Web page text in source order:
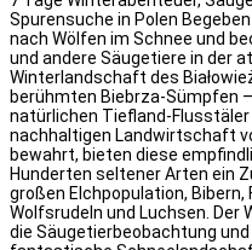
Spurensuche in Polen
nach Wölfen im Schnee und
und andere Säugetiere in der
Winterlandschaft des
berühmten Biebrza-Sümpfen
natürlichen Tiefland-Flusstäler
nachhaltigen Landwirtschaft
bewahrt, bieten diese
Hunderten seltener Arten ein
großen Elchpopulation,
Wolfsrudeln und Luchsen.
die Säugetierbeobachtung